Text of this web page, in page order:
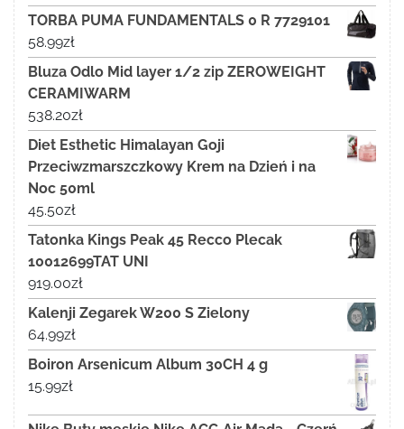
TORBA PUMA FUNDAMENTALS 0 R 7729101
58.99zł
Bluza Odlo Mid layer 1/2 zip ZEROWEIGHT
CERAMIWARM
538.20zł
Diet Esthetic Himalayan Goji
Przeciwzmarszczkowy Krem na Dzień i na
Noc 50ml
45.50zł
Tatonka Kings Peak 45 Recco Plecak
10012699TAT UNI
919.00zł
Kalenji Zegarek W200 S Zielony
64.99zł
Boiron Arsenicum Album 30CH 4 g
15.99zł